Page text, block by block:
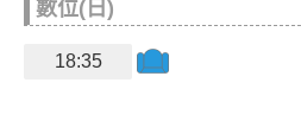
數位(日)
18:35